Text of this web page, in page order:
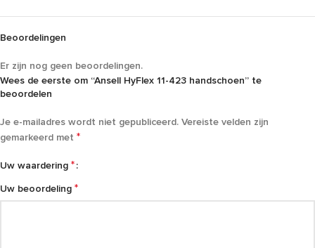
Beoordelingen
Er zijn nog geen beoordelingen.
Wees de eerste om “Ansell HyFlex 11-423 handschoen” te
beoordelen
Je e-mailadres wordt niet gepubliceerd. Vereiste velden zijn
gemarkeerd met *
Uw waardering *
Uw beoordeling *